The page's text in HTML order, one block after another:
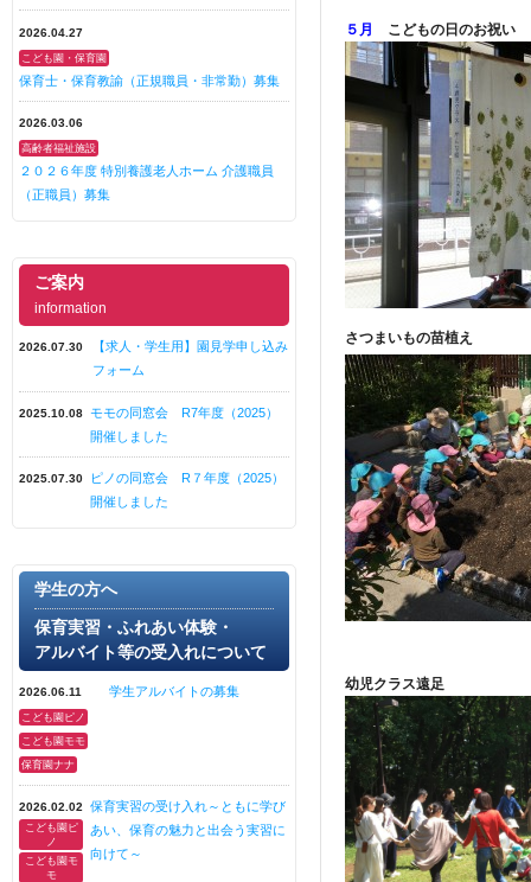
2026.04.27
こども園・保育園
保育士・保育教諭（正規職員・非常勤）募集
2026.03.06
高齢者福祉施設
２０２６年度 特別養護老人ホーム 介護職員
（正職員）募集
ご案内
information
2026.07.30
【求人・学生用】園見学申し込み
フォーム
2025.10.08 モモの同窓会 R7年度（2025）
開催しました
2025.07.30
ピノの同窓会 R７年度（2025）
開催しました
学生の方へ
保育実習・ふれあい体験・
アルバイト等の受入れについて
2026.06.11
こども園ピノ
こども園モモ
保育園ナナ
学生アルバイトの募集
2026.02.02
こども園ピ
ノ
こども園モ
モ
保育実習の受け入れ～ともに学び
あい、保育の魅力と出会う実習に
向けて～
５月 こどもの日のお祝い
さつまいもの苗植え
幼児クラス遠足